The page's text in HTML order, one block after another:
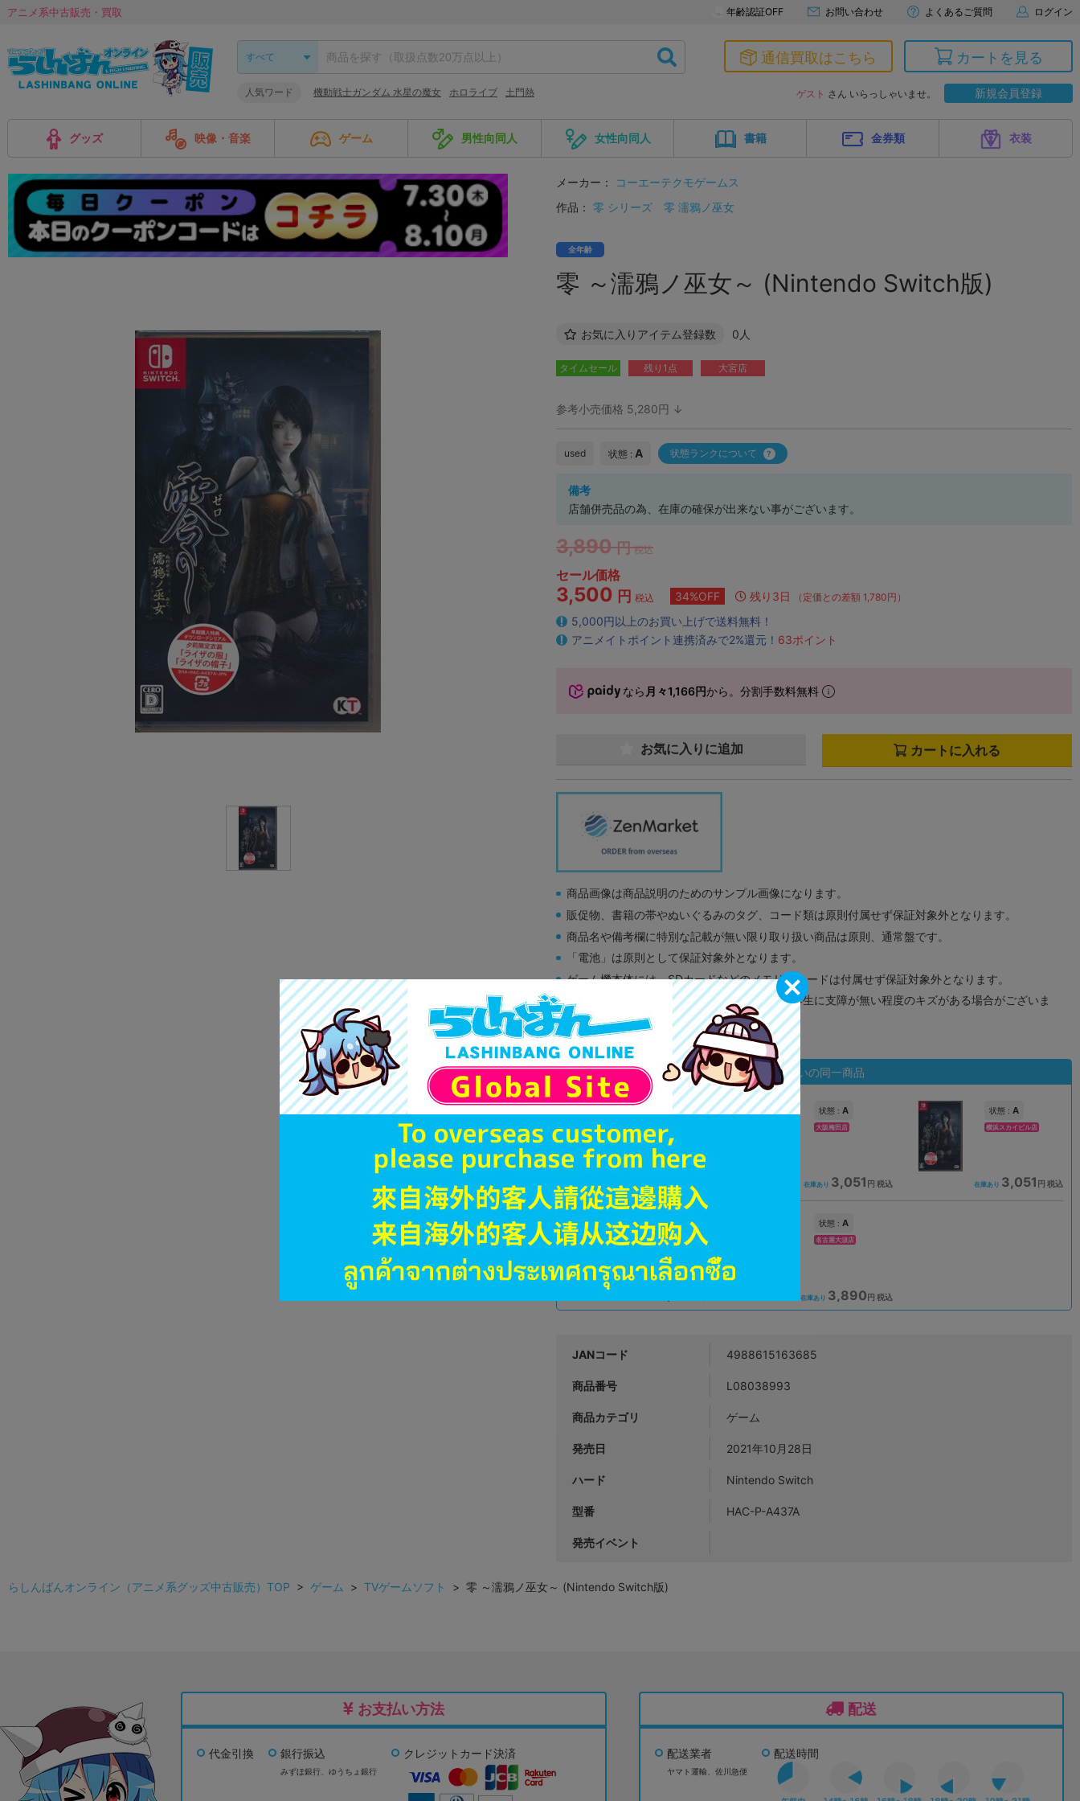
アニメ系中古販売・買取 年齢認証OFF お問い合わせ よくあるご質問 ログイン
人気ワード 機動戦士ガンダム 水星の魔女 ホロライブ 土門熱
通信買取はこちら カートを見る
ゲスト さん いらっしゃいませ。 新規会員登録
グッズ 映像・音楽 ゲーム 男性向同人 女性向同人 書籍 金券類 衣装
メーカー：
コーエーテクモゲームス
作品： 零 シリーズ 零 濡鴉ノ巫女
全年齢
零 ～濡鴉ノ巫女～ (Nintendo Switch版)
お気に入りアイテム登録数 0人
タイムセール 残り1点 大宮店
参考小売価格 5,280円 ↓
used 状態 : A 状態ランクについて
備考
店舗併売品の為、在庫の確保が出来ない事がございます。
3,890 円 税込
セール価格
3,500 円 税込 34%OFF 残り3日 （定価との差額 1,780円）
5,000円以上のお買い上げで送料無料！
アニメイトポイント連携済みで2%還元！ 63ポイント
なら 月々1,166円から。分割手数料無料
カートに入れる
お気に入りに追加
商品画像は商品説明のためのサンプル画像になります。
販促物、書籍の帯やぬいぐるみのタグ、コード類は原則付属せず保証対象外となります。
商品名や備考欄に特別な記載が無い限り取り扱い商品は原則、通常盤です。
「電池」は原則として保証対象外となります。
ゲーム機本体には、SDカードなどのメモリーカードは付属せず保証対象外となります。
ディスク類の読み取り面のキズに関しまして再生に支障が無い程度のキズがある場合がございま
す。
※詳細につきましてはコチラ
状態違いの同一商品
A
オンライン
3,590
状態 : A
大阪梅田店
在庫あり 3,051 円 税込
状態 : A
横浜スカイビル店
在庫あり 3,051 円 税込
状態 :A
横浜店
状態 : A
名古屋大須店
在庫あり 3,890円 税込
JANコード 4988615163685
商品番号 L08038993
商品カテゴリ ゲーム
発売日 2021年10月28日
ハード Nintendo Switch
型番 HAC-P-A437A
発売イベント
らしんばんオンライン（アニメ系グッズ中古販売）TOP > ゲーム > TVゲームソフト > 零 ～濡鴉ノ巫女～ (Nintendo Switch版)
お支払い方法
代金引換 銀行振込
みずほ銀行、 ゆうちょ銀行
クレジットカード決済
配送
配送業者
ヤマト運輸、佐川急便
配送時間